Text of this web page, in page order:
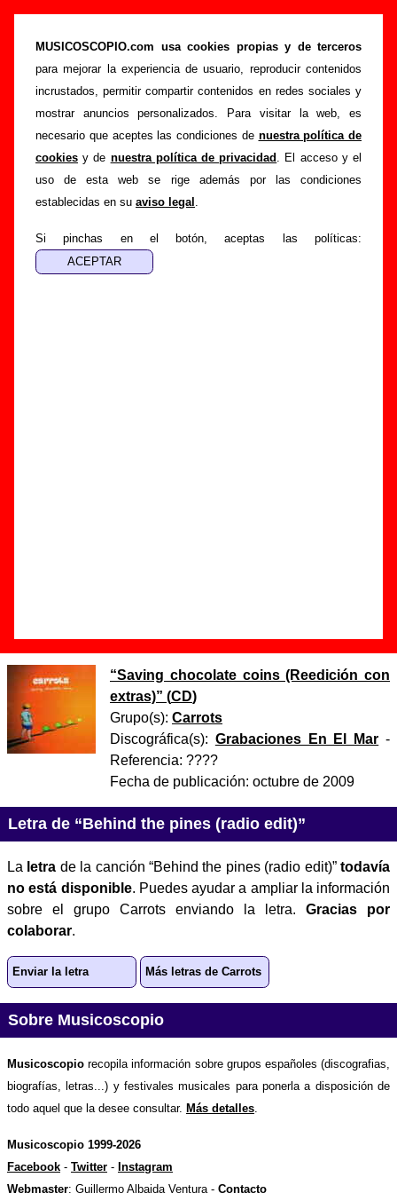
MUSICOSCOPIO.com usa cookies propias y de terceros
para mejorar la experiencia de usuario, reproducir contenidos
incrustados, permitir compartir contenidos en redes sociales y
mostrar anuncios personalizados. Para visitar la web, es
necesario que aceptes las condiciones de nuestra política de
cookies y de nuestra política de privacidad . El acceso y el
uso de esta web se rige además por las condiciones
establecidas en su aviso legal .
Si pinchas en el botón, aceptas las políticas:
“Behind the pines (radio edit)”, canción de
Carrots (Letra e información)
Portada >Carrots >Canciones >Behind the pines (radio edit)
Esta página pretende recopilar todo tipo de información
sobre lacanción "Behind the pines (radio edit)
interpretada porCarrots. Además de su letra, también
aparecerá información sobre el autor o los autores, sobre los
discos en los que está incluido este tema, sobre la grabación
encuentras errores o tienes información adicional, puedes
ayudar a
completar esta información
Fecha de publicación:mayo de 2002
“Saving chocolate coins (Reedición con
extras)” (CD)
Grupo(s): Carrots
Discográfica(s): Grabaciones En El Mar -
Referencia: ????
Fecha de publicación: octubre de 2009
Letra de “Behind the pines (radio edit)”
La letra de la canción “Behind the pines (radio edit)”todavía
no está disponible. Puedes ayudar a ampliar la información
sobre el grupo Carrots enviando la letra. Gracias por
colaborar.
Enviar la letra Más letras de Carrots
Sobre Musicoscopio
Musicoscopio recopila información sobre grupos españoles (discografias,
biografías, letras...) y festivales musicales para ponerla a disposición de
todo aquel que la desee consultar. Más detalles
Musicoscopio 1999-2026
Facebook - Twitter - Instagram
Webmaster: Guillermo Albaida Ventura - Contacto